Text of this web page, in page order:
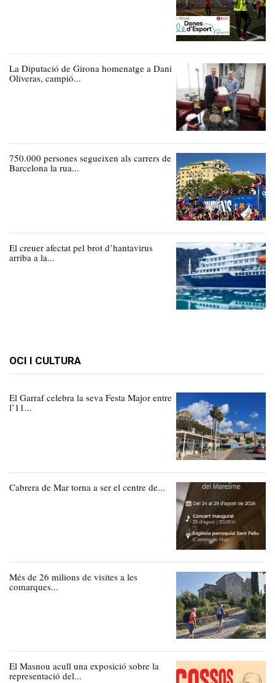
La Diputació de Girona homenatge a Dani
Oliveras, campió...
750.000 persones segueixen als carrers de
Barcelona la rua...
El creuer afectat pel brot d’hantavirus
arriba a la...
OCI I CULTURA
El Garraf celebra la seva Festa Major entre
l’11...
Cabrera de Mar torna a ser el centre de...
Més de 26 milions de visites a les
comarques...
El Masnou acull una exposició sobre la
representació del...